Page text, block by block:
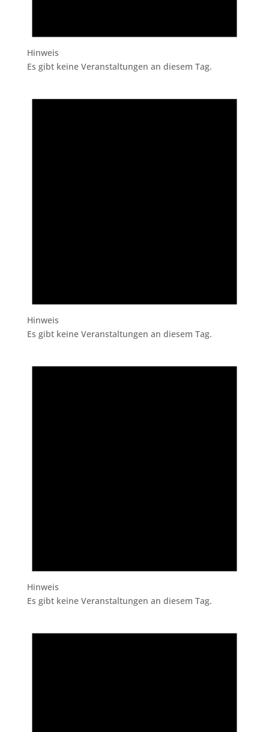
Hinweis
Es gibt keine Veranstaltungen an diesem Tag.
Hinweis
Es gibt keine Veranstaltungen an diesem Tag.
Hinweis
Es gibt keine Veranstaltungen an diesem Tag.